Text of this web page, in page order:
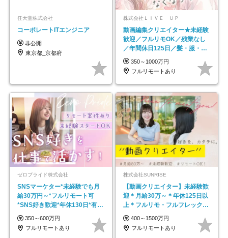
任天堂株式会社
コーポレートITエンジニア
非公開
東京都_京都府
株式会社ＬＩＶＥ ＵＰ
動画編集クリエイター★未経験
歓迎／フルリモOK／残業なし
／年間休日125日／髪・服・ネ
イル自由／研修充実で安心
350～1000万円
フルリモートあり
ゼロプライド株式会社
SNSマーケター*未経験でも月
給30万円～*フルリモート可
*SNS好き歓迎*年休130日*有休
取得率100%
350～600万円
フルリモートあり
株式会社SUNRISE
【動画クリエイター】未経験歓
迎＊月給30万～＊年休125日以
上＊フルリモ・フルフレックス
◆10名の採用が決定◆
400～1500万円
フルリモートあり